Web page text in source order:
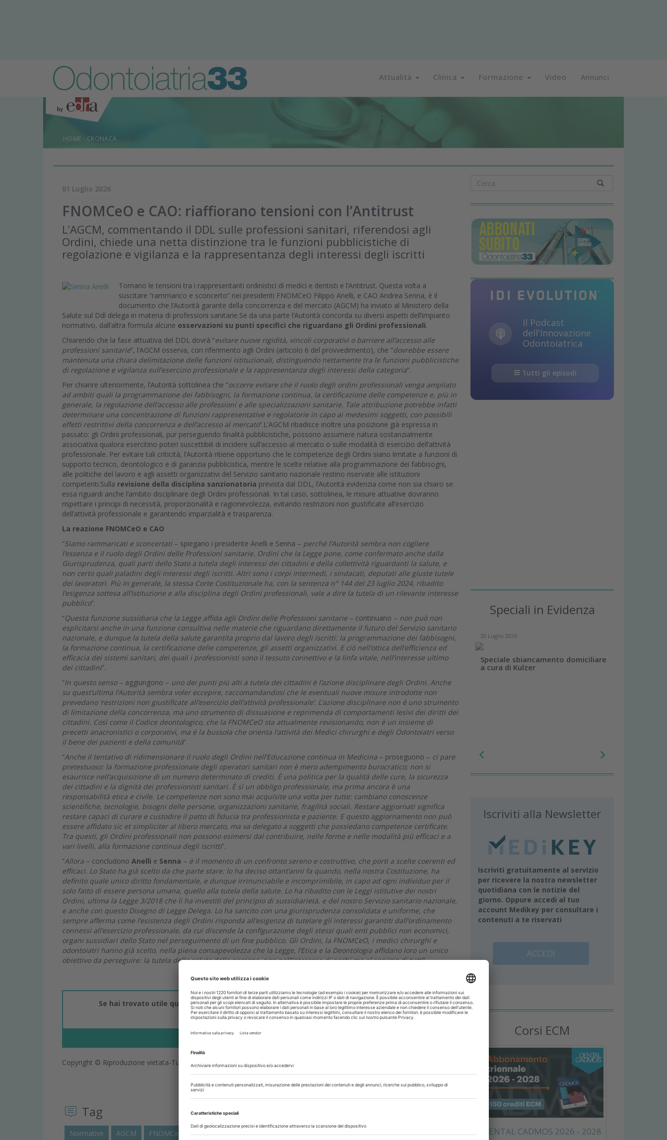
Attualità Clinica Formazione Video Annunci
HOME - CRONACA
01 Luglio 2026
FNOMCeO e CAO: riaffiorano tensioni con l’Antitrust
L’AGCM, commentando il DDL sulle professioni sanitari, riferendosi agli
Ordini, chiede una netta distinzione tra le funzioni pubblicistiche di
regolazione e vigilanza e la rappresentanza degli interessi degli iscritti
Tornano le tensioni tra i rappresentanti ordinistici di medici e dentisti e l’Antitrust. Questa volta a
suscitare “rammarico e sconcerto” nei presidenti FNOMCeO Filippo Anelli, e CAO Andrea Senna, è il
documento che l’Autorità garante della concorrenza e del mercato (AGCM) ha inviato al Ministero della
Salute sul Ddl delega in materia di professioni sanitarie.Se da una parte l’Autorità concorda su diversi aspetti dell’impianto
normativo, dall’altra formula alcune osservazioni su punti specifici che riguardano gli Ordini professionali.
Chiarendo che la fase attuativa del DDL dovrà “evitare nuove rigidità, vincoli corporativi o barriere all’accesso alle
professioni sanitarie”, l’AGCM osserva, con riferimento agli Ordini (articolo 6 del provvedimento), che “dovrebbe essere
mantenuta una chiara delimitazione delle funzioni istituzionali, distinguendo nettamente tra le funzioni pubblicistiche
di regolazione e vigilanza sull’esercizio professionale e la rappresentanza degli interessi della categoria”.
Per chiarire ulteriormente, l’Autorità sottolinea che “occorre evitare che il ruolo degli ordini professionali venga ampliato
ad ambiti quali la programmazione dei fabbisogni, la formazione continua, la certificazione delle competenze e, più in
generale, la regolazione dell’accesso alle professioni e alle specializzazioni sanitarie. Tale attribuzione potrebbe infatti
determinare una concentrazione di funzioni rappresentative e regolatorie in capo ai medesimi soggetti, con possibili
effetti restrittivi della concorrenza e dell’accesso al mercato”.L’AGCM ribadisce inoltre una posizione già espressa in
passato: gli Ordini professionali, pur perseguendo finalità pubblicistiche, possono assumere natura sostanzialmente
associativa qualora esercitino poteri suscettibili di incidere sull’accesso al mercato o sulle modalità di esercizio dell’attività
professionale. Per evitare tali criticità, l’Autorità ritiene opportuno che le competenze degli Ordini siano limitate a funzioni di
supporto tecnico, deontologico e di garanzia pubblicistica, mentre le scelte relative alla programmazione dei fabbisogni,
alle politiche del lavoro e agli assetti organizzativi del Servizio sanitario nazionale restino riservate alle istituzioni
competenti.Sulla revisione della disciplina sanzionatoria prevista dal DDL, l’Autorità evidenzia come non sia chiaro se
essa riguardi anche l’ambito disciplinare degli Ordini professionali. In tal caso, sottolinea, le misure attuative dovranno
rispettare i principi di necessità, proporzionalità e ragionevolezza, evitando restrizioni non giustificate all’esercizio
dell’attività professionale e garantendo imparzialità e trasparenza.
La reazione FNOMCeO e CAO
“Siamo rammaricati e sconcertati– spiegano i presidente Anelli e Senna – perché l’Autorità sembra non cogliere
l’essenza e il ruolo degli Ordini delle Professioni sanitarie. Ordini che la Legge pone, come confermato anche dalla
Giurisprudenza, quali parti dello Stato a tutela degli interessi dei cittadini e della collettività riguardanti la salute, e
non certo quali paladini degli interessi degli iscritti. Altri sono i corpi intermedi, i sindacati, deputati alle giuste tutele
dei lavoratori. Più in generale, la stessa Corte Costituzionale ha, con la sentenza n° 144 del 23 luglio 2024, ribadito
l’esigenza sottesa all’istituzione e alla disciplina degli Ordini professionali, vale a dire la tutela di un rilevante interesse
pubblico”.
“Questa funzione sussidiaria che la Legge affida agli Ordini delle Professioni sanitarie – continuano – non può non
esplicitarsi anche in una funzione consultiva nelle materie che riguardano direttamente il futuro del Servizio sanitario
nazionale, e dunque la tutela della salute garantita proprio dal lavoro degli iscritti: la programmazione dei fabbisogni,
la formazione continua, la certificazione delle competenze, gli assetti organizzativi. E ciò nell’ottica dell’efficienza ed
efficacia dei sistemi sanitari, dei quali i professionisti sono il tessuto connettivo e la linfa vitale, nell’interesse ultimo
dei cittadini”.
“In questo senso– aggiungono – uno dei punti più alti a tutela dei cittadini è l’azione disciplinare degli Ordini. Anche
su quest’ultima l’Autorità sembra voler eccepire, raccomandandosi che le eventuali nuove misure introdotte non
prevedano ‘restrizioni non giustificate all’esercizio dell’attività professionale’. L’azione disciplinare non è uno strumento
di limitazione della concorrenza, ma uno strumento di dissuasione e reprimenda di comportamenti lesivi dei diritti dei
cittadini. Così come il Codice deontologico, che la FNOMCeO sta attualmente revisionando, non è un insieme di
precetti anacronistici o corporativi, ma è la bussola che orienta l’attività dei Medici chirurghi e degli Odontoiatri verso
il bene dei pazienti e della comunità”.
“Anche il tentativo di ridimensionare il ruolo degli Ordini nell’Educazione continua in Medicina – proseguono – ci pare
pretestuoso: la formazione professionale degli operatori sanitari non è mero adempimento burocratico; non si
esaurisce nell’acquisizione di un numero determinato di crediti. È una politica per la qualità delle cure, la sicurezza
dei cittadini e la dignità dei professionisti sanitari. È sì un obbligo professionale, ma prima ancora è una
responsabilità etica e civile. Le competenze non sono mai acquisite una volta per tutte: cambiano conoscenze
scientifiche, tecnologie, bisogni delle persone, organizzazioni sanitarie, fragilità sociali. Restare aggiornati significa
restare capaci di curare e custodire il patto di fiducia tra professionista e paziente. E questo aggiornamento non può
essere affidato sic et simpliciter al libero mercato, ma va delegato a soggetti che possiedano competenze certificate.
Tra questi, gli Ordini professionali non possono esimersi dal contribuire, nelle forme e nelle modalità più efficaci e a
vari livelli, alla formazione continua degli iscritti”.
“Allora – concludono Anelli e Senna – è il momento di un confronto sereno e costruttivo, che porti a scelte coerenti ed
efficaci. Lo Stato ha già scelto da che parte stare: lo ha deciso ottant’anni fa quando, nella nostra Costituzione, ha
definito quale unico diritto fondamentale, e dunque irrinunciabile e incomprimibile, in capo ad ogni individuo per il
solo fatto di essere persona umana, quello alla tutela della salute. Lo ha ribadito con le Leggi istitutive dei nostri
Ordini, ultima la Legge 3/2018 che li ha investiti del principio di sussidiarietà, e del nostro Servizio sanitario nazionale,
e anche con questo Disegno di Legge Delega. Lo ha sancito con una giurisprudenza consolidata e uniforme, che
sempre afferma come l’esistenza degli Ordini risponda all’esigenza di tutelare gli interessi garantiti dall’ordinamento
connessi all’esercizio professionale, da cui discende la configurazione degli stessi quali enti pubblici non economici,
organi sussidiari dello Stato nel perseguimento di un fine pubblico. Gli Ordini, la FNOMCeO, i medici chirurghi e
odontoiatri hanno già scelto, nella piena consapevolezza che la Legge, l’Etica e la Deontologia affidano loro un unico
obiettivo da perseguire: la tutela della salute delle persone, non nell’interesse di pochi ma al servizio di tutti”.
Se hai trovato utile questo articolo e non sei ancora abbonato ad Odontoiatria33, sostieni
la qualità della nostra informazione
ABBONATI
Copyright © Riproduzione vietata-Tutti i diritti riservati
Tag
Normative AGCM FNOMCeO CAO
Il Podcast
dell'Innovazione
Odontoiatrica
Tutti gli episodi
Speciali in Evidenza
20 Luglio 2026
Speciale sbiancamento domiciliare
a cura di Kulzer
Iscriviti alla Newsletter
Iscriviti gratuitamente al servizio
per ricevere la nostra newsletter
quotidiana con le notizie del
giorno. Oppure accedi al tuo
account Medikey per consultare i
contenuti a te riservati
ACCEDI
Corsi ECM
DENTAL CADMOS 2026 - 2028